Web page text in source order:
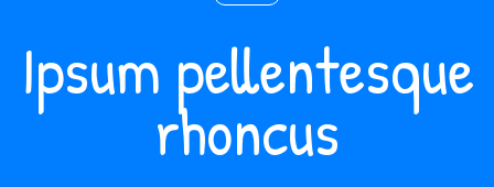
Ipsum pellentesque
rhoncus